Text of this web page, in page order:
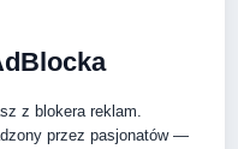
z blokera reklam.
przez pasjonatów —